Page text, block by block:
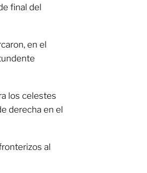
final del
en el
los celestes
derecha en el
al